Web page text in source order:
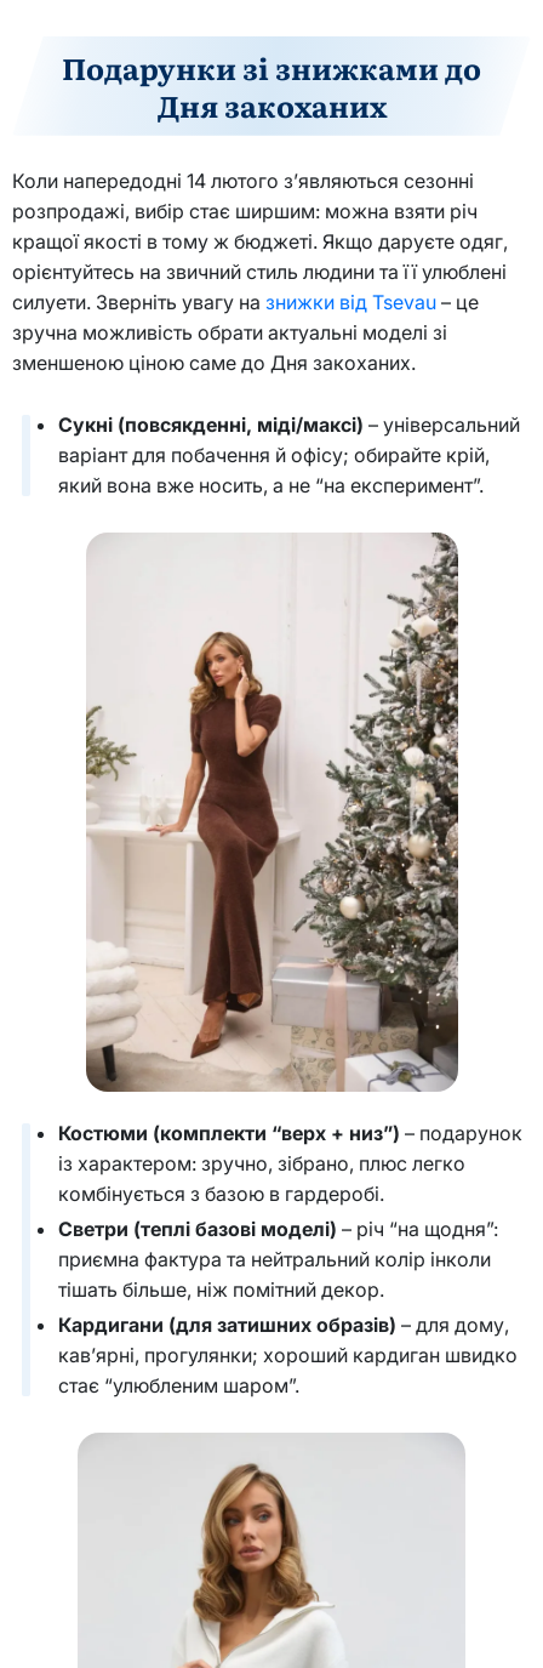
Подарунки зі знижками до
Дня закоханих
Коли напередодні 14 лютого з’являються сезонні
розпродажі, вибір стає ширшим: можна взяти річ
кращої якості в тому ж бюджеті. Якщо даруєте одяг,
орієнтуйтесь на звичний стиль людини та її улюблені
силуети. Зверніть увагу на знижки від Tsevau – це
зручна можливість обрати актуальні моделі зі
зменшеною ціною саме до Дня закоханих.
Сукні (повсякденні, міді/максі) – універсальний
варіант для побачення й офісу; обирайте крій,
який вона вже носить, а не “на експеримент”.
Костюми (комплекти “верх + низ”) – подарунок
із характером: зручно, зібрано, плюс легко
комбінується з базою в гардеробі.
Светри (теплі базові моделі) – річ “на щодня”:
приємна фактура та нейтральний колір інколи
тішать більше, ніж помітний декор.
Кардигани (для затишних образів) – для дому,
кав’ярні, прогулянки; хороший кардиган швидко
стає “улюбленим шаром”.